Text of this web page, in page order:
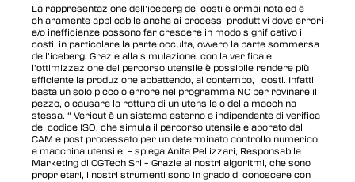
La rappresentazione dell’iceberg dei costi è ormai nota ed è
chiaramente applicabile anche ai processi produttivi dove errori
e/o inefficienze possono far crescere in modo significativo i
costi, in particolare la parte occulta, ovvero la parte sommersa
dell’iceberg. Grazie alla simulazione, con la verifica e
l’ottimizzazione del percorso utensile è possibile rendere più
efficiente la produzione abbattendo, al contempo, i costi. Infatti
basta un solo piccolo errore nel programma NC per rovinare il
pezzo, o causare la rottura di un utensile o della macchina
stessa. “ Vericut è un sistema esterno e indipendente di verifica
del codice ISO, che simula il percorso utensile elaborato dal
CAM e post processato per un determinato controllo numerico
e macchina utensile. – spiega Anita Pellizzari, Responsabile
Marketing di CGTech Srl – Grazie ai nostri algoritmi, che sono
proprietari, i nostri strumenti sono in grado di conoscere con